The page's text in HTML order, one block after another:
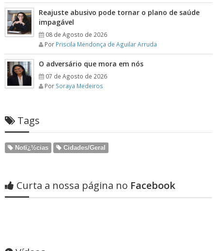
Reajuste abusivo pode tornar o plano de saúde
impagável
08 de Agosto de 2026
Por Priscila Mendonça de Aguilar Arruda
O adversário que mora em nós
07 de Agosto de 2026
Por Soraya Medeiros
Tags
Notï¿½cias Cidades/Geral
Curta a nossa página no Facebook